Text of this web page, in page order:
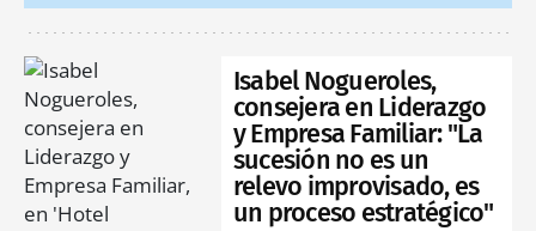
Isabel Nogueroles,
consejera en Liderazgo
y Empresa Familiar: "La
sucesión no es un
relevo improvisado, es
un proceso estratégico"